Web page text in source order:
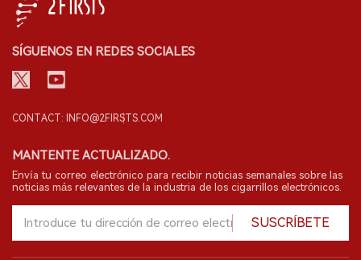
SÍGUENOS EN REDES SOCIALES
CONTACT: INFO@2FIRSTS.COM
MANTENTE ACTUALIZADO.
Envía tu correo electrónico para recibir noticias semanales sobre las
noticias más relevantes de la industria de los cigarrillos electrónicos.
SUSCRÍBETE